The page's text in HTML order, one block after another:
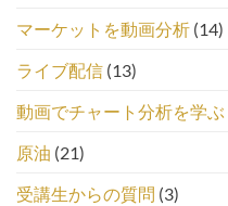
マーケットを動画分析 (14)
ライブ配信 (13)
動画でチャート分析を学ぶ
原油 (21)
受講生からの質問 (3)